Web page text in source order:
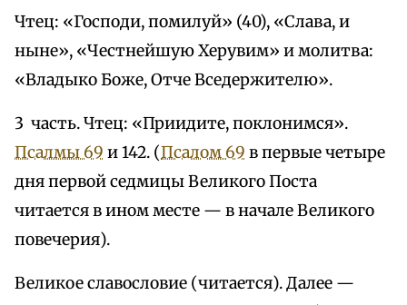
Чтец: «Господи, помилуй» (40), «Слава, и
ныне», «Честнейшую Херувим» и молитва:
«Владыко Боже, Отче Вседержителю».
3 часть. Чтец: «Приидите, поклонимся».
Псалмы 69 и 142. (Псалом 69 в первые четыре
дня первой седмицы Великого Поста
читается в ином месте — в начале Великого
повечерия).
Великое славословие (читается). Далее —